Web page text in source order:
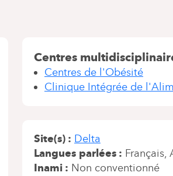
Centres
Centres de l'Obésité
Clinique Intégrée de
Site(s)
Delta
Langues parlées
Français
Inami
Non conventionné